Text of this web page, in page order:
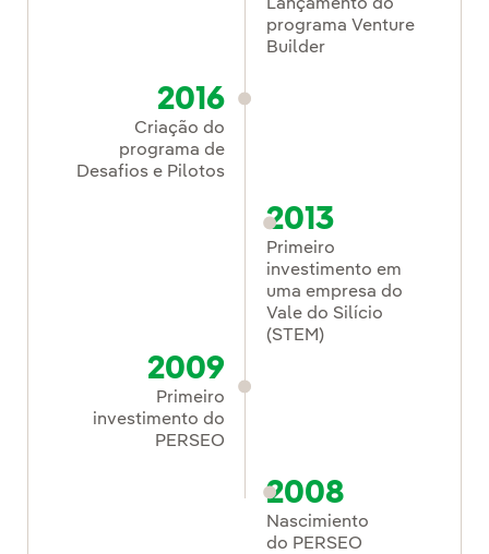
Lançamento do
programa Venture
Builder
2016
Criação do
programa de
Desafios e Pilotos
2013
Primeiro
investimento em
uma empresa do
Vale do Silício
(STEM)
2009
Primeiro
investimento do
PERSEO
2008
Nascimiento
do PERSEO